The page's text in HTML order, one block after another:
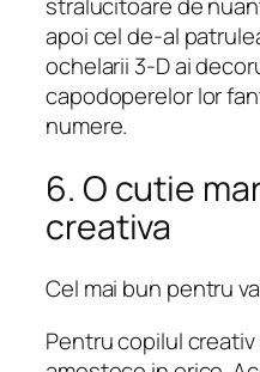
apoi cel de-al
ochelarii 3-D ai
capodoperelor lor
numere.
6. O cutie
creativa
Cel mai bun pentru
Pentru copilul